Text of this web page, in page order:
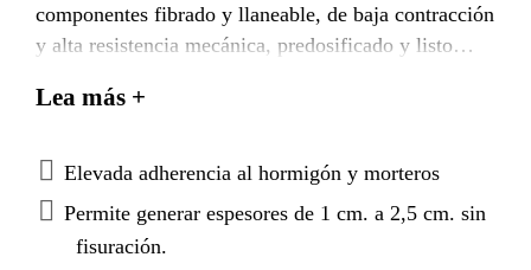
componentes fibrado y llaneable, de baja contracción
y alta resistencia mecánica, predosificado y listo
Ha sido especialmente diseñado para la ejecución de
cementiceos frescos como endurecidos.
Lea más +
Elevada adherencia al hormigón y morteros
Permite generar espesores de 1 cm. a 2,5 cm. sin
fisuración.